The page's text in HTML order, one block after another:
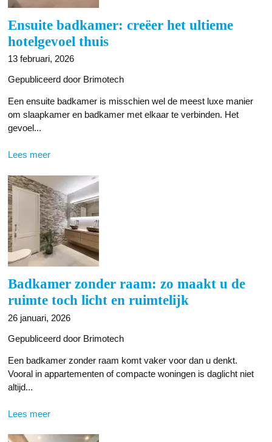
Ensuite badkamer: creëer het ultieme
hotelgevoel thuis
13 februari, 2026
Gepubliceerd door Brimotech
Een ensuite badkamer is misschien wel de meest luxe manier
om slaapkamer en badkamer met elkaar te verbinden. Het
gevoel...
Lees meer
Badkamer zonder raam: zo maakt u de
ruimte toch licht en ruimtelijk
26 januari, 2026
Gepubliceerd door Brimotech
Een badkamer zonder raam komt vaker voor dan u denkt.
Vooral in appartementen of compacte woningen is daglicht niet
altijd...
Lees meer